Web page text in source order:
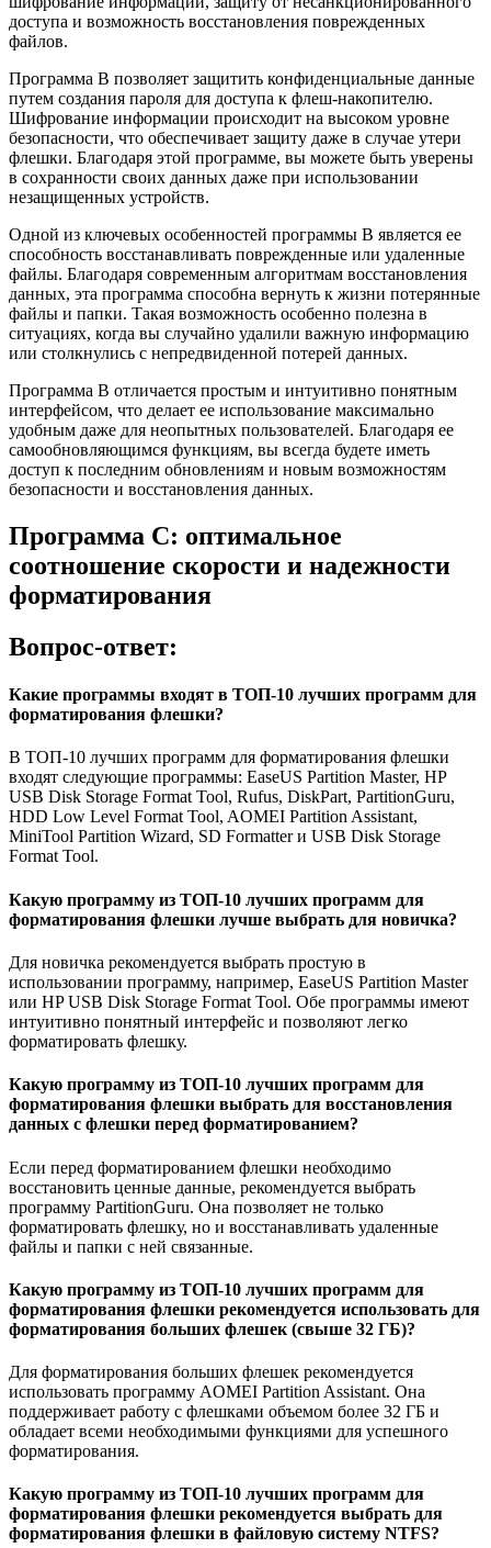
доступа и возможность восстановления поврежденных
файлов.
Программа B позволяет защитить конфиденциальные данные
путем создания пароля для доступа к флеш-накопителю.
Шифрование информации происходит на высоком уровне
безопасности, что обеспечивает защиту даже в случае утери
флешки. Благодаря этой программе, вы можете быть уверены
в сохранности своих данных даже при использовании
незащищенных устройств.
Одной из ключевых особенностей программы B является ее
способность восстанавливать поврежденные или удаленные
файлы. Благодаря современным алгоритмам восстановления
данных, эта программа способна вернуть к жизни потерянные
файлы и папки. Такая возможность особенно полезна в
ситуациях, когда вы случайно удалили важную информацию
или столкнулись с непредвиденной потерей данных.
Программа B отличается простым и интуитивно понятным
интерфейсом, что делает ее использование максимально
удобным даже для неопытных пользователей. Благодаря ее
самообновляющимся функциям, вы всегда будете иметь
доступ к последним обновлениям и новым возможностям
безопасности и восстановления данных.
Программа C: оптимальное
соотношение скорости и надежности
форматирования
Вопрос-ответ:
Какие программы входят в ТОП-10 лучших программ для
форматирования флешки?
В ТОП-10 лучших программ для форматирования флешки
входят следующие программы: EaseUS Partition Master, HP
USB Disk Storage Format Tool, Rufus, DiskPart, PartitionGuru,
HDD Low Level Format Tool, AOMEI Partition Assistant,
MiniTool Partition Wizard, SD Formatter и USB Disk Storage
Format Tool.
Какую программу из ТОП-10 лучших программ для
форматирования флешки лучше выбрать для новичка?
Для новичка рекомендуется выбрать простую в
использовании программу, например, EaseUS Partition Master
или HP USB Disk Storage Format Tool. Обе программы имеют
интуитивно понятный интерфейс и позволяют легко
форматировать флешку.
Какую программу из ТОП-10 лучших программ для
форматирования флешки выбрать для восстановления
данных с флешки перед форматированием?
Если перед форматированием флешки необходимо
восстановить ценные данные, рекомендуется выбрать
программу PartitionGuru. Она позволяет не только
форматировать флешку, но и восстанавливать удаленные
файлы и папки с ней связанные.
Какую программу из ТОП-10 лучших программ для
форматирования флешки рекомендуется использовать для
форматирования больших флешек (свыше 32 ГБ)?
Для форматирования больших флешек рекомендуется
использовать программу AOMEI Partition Assistant. Она
поддерживает работу с флешками объемом более 32 ГБ и
обладает всеми необходимыми функциями для успешного
форматирования.
Какую программу из ТОП-10 лучших программ для
форматирования флешки рекомендуется выбрать для
форматирования флешки в файловую систему NTFS?